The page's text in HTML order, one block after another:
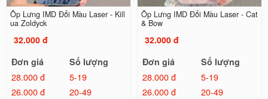
Ốp Lưng IMD Đổi Màu Laser - Kill
ua Zoldyck
32.000 đ
Đơn giá
Số lượng
28.000 đ
5-19
26.000 đ
20-49
Ốp Lưng IMD Đổi Màu Laser - Cat
& Bow
32.000 đ
Đơn giá
Số lượng
28.000 đ
5-19
26.000 đ
20-49